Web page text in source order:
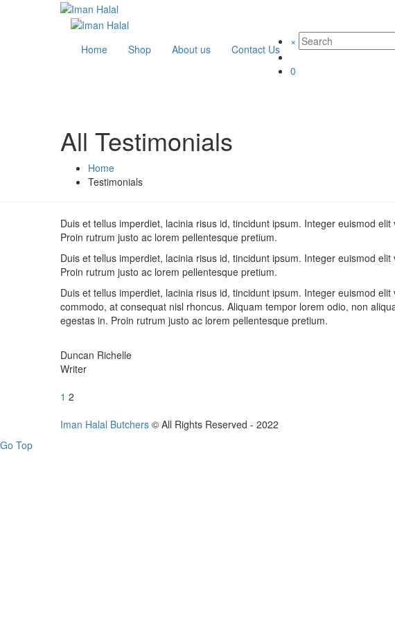
Home Shop About us Contact Us
×
0
All Testimonials
Home
Testimonials
Duis et tellus imperdiet, lacinia risus id, tincidunt ipsum. Integer euismod
Proin rutrum justo ac lorem pellentesque pretium.
Duis et tellus imperdiet, lacinia risus id, tincidunt ipsum. Integer euismod
Proin rutrum justo ac lorem pellentesque pretium.
Duis et tellus imperdiet, lacinia risus id, tincidunt ipsum. Integer euismod elit
commodo, at consequat nisl rhoncus. Aliquam tempor lorem odio, non
egestas in. Proin rutrum justo ac lorem pellentesque pretium.
Duncan Richelle
Writer
navigation
1 2
Iman Halal Butchers © All Rights Reserved - 2022
Go Top